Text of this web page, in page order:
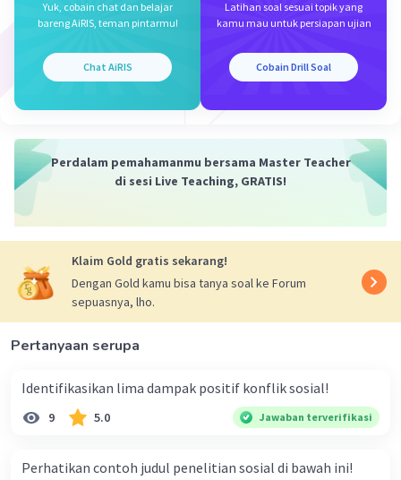
industri. Keduanya memberi pengaruh terhadap
peristiwa tersebut menimbulkan kekawatiran,
kecemasan, dan perhatian dari para ahli diwaktu
itu tentang dampak dan perubahan yang besar
itu, konflik antar kelas tidak terhindarkan lagi, di
mana banyak sekali keterangan-keterangan
tentang pendiskriminasian terhadap orang
Dengan demikain, jawabannya adalah karena
menimbulkan kekawatiran, kecemasan, dan
perhatian dari para ahli diwaktu itu tentang
dampak dan perubahan yang besar dibidang
politik dan ekonomi kapitalis serta terjadinya
Balas
Yuk, cobain chat dan belajar
bareng AiRIS, teman pintarmu!
Chat AiRIS
Latihan soal sesuai topik yang
kamu mau untuk persiapan ujian
Cobain Drill Soal
Perdalam pemahamanmu bersama Master Teacher
di sesi Live Teaching, GRATIS!
Klaim Gold gratis sekarang!
Dengan Gold kamu bisa tanya soal ke Forum
sepuasnya, lho.
Pertanyaan serupa
Identifikasikan lima dampak positif konflik sosial!
9 5.0 Jawaban terverifikasi
Perhatikan contoh judul penelitian sosial di bawah ini!